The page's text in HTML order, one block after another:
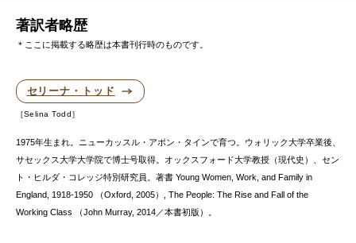
著訳者略歴
＊ここに掲載する略歴は本書刊行時のものです。
セリーナ・トッド
Selina Todd
1975年生まれ。ニューカッスル・アポン・タインで育つ。ウォリック大学卒業後、
サセックス大学大学院で博士号取得。オックスフォード大学教授（現代史）、セン
ト・ヒルダ・コレッジ特別研究員。著書 Young Women, Work, and Family in
England, 1918-1950 （Oxford, 2005）, The People: The Rise and Fall of the
Working Class （John Murray, 2014／本書初版）。